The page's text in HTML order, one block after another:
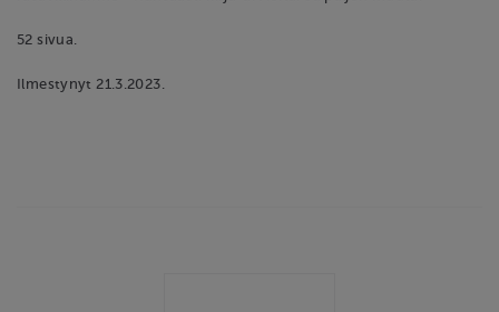
52 sivua.
Ilmestynyt 21.3.2023.